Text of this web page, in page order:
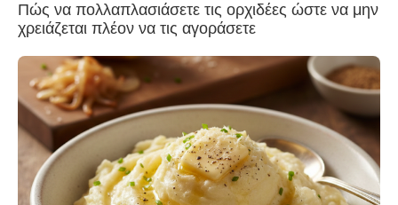
Πώς να πολλαπλασιάσετε τις ορχιδέες ώστε να μην
χρειάζεται πλέον να τις αγοράσετε